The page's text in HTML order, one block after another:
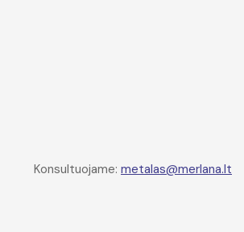
Konsultuojame: metalas@merlana.lt